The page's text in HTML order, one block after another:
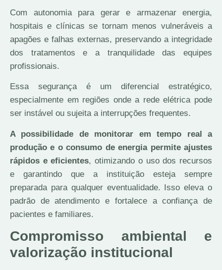
Com autonomia para gerar e armazenar energia,
hospitais e clínicas se tornam menos vulneráveis a
apagões e falhas externas, preservando a integridade
dos tratamentos e a tranquilidade das equipes
profissionais.
Essa segurança é um diferencial estratégico,
especialmente em regiões onde a rede elétrica pode
ser instável ou sujeita a interrupções frequentes.
A possibilidade de monitorar em tempo real a
produção e o consumo de energia permite ajustes
rápidos e eficientes, otimizando o uso dos recursos
e garantindo que a instituição esteja sempre
preparada para qualquer eventualidade. Isso eleva o
padrão de atendimento e fortalece a confiança de
pacientes e familiares.
Compromisso ambiental e
valorização institucional